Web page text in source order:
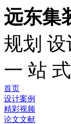
远东集
规划
一 站
首页
设计案例
精彩视频
论文文献